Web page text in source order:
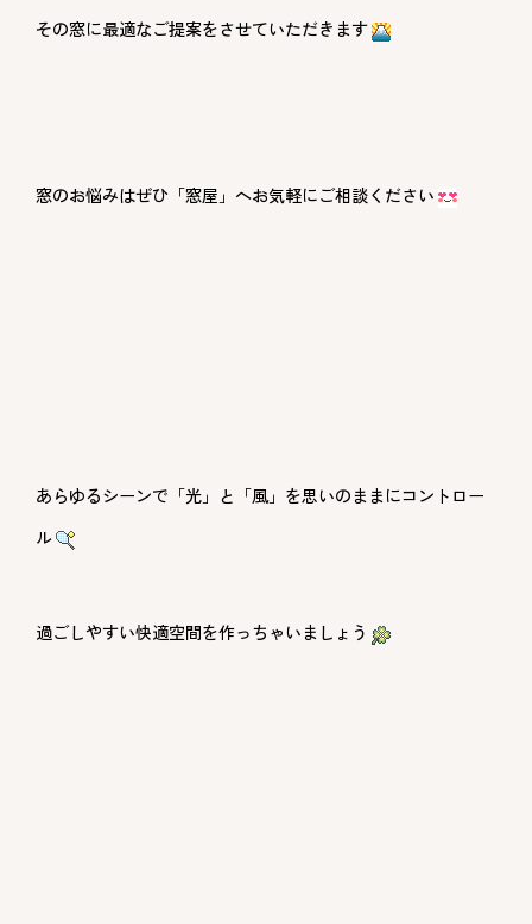
その窓に最適なご提案をさせていただきます
窓のお悩みはぜひ「窓屋」へお気軽にご相談ください
あらゆるシーンで「光」と「風」を思いのままにコントロー
ル
過ごしやすい快適空間を作っちゃいましょう